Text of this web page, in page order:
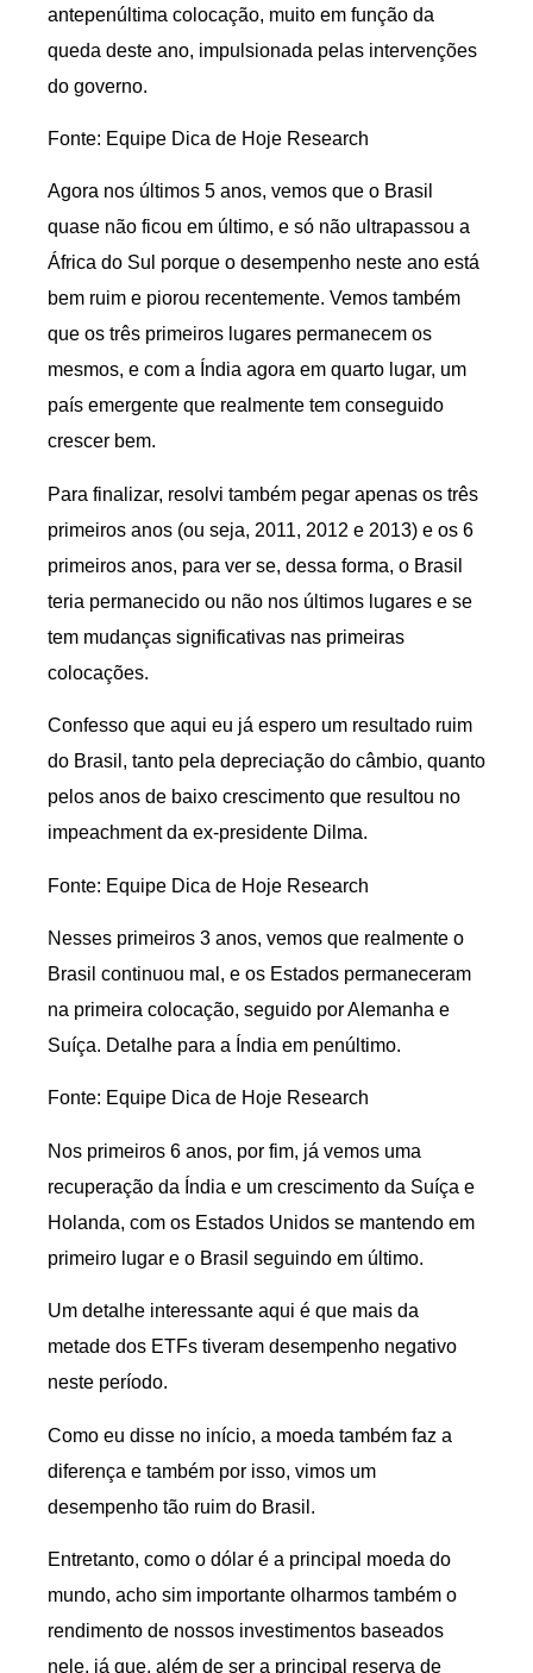
antepenúltima colocação, muito em função da
queda deste ano, impulsionada pelas intervenções
do governo.
Fonte: Equipe Dica de Hoje Research
Agora nos últimos 5 anos, vemos que o Brasil
quase não ficou em último, e só não ultrapassou a
África do Sul porque o desempenho neste ano está
bem ruim e piorou recentemente. Vemos também
que os três primeiros lugares permanecem os
mesmos, e com a Índia agora em quarto lugar, um
país emergente que realmente tem conseguido
crescer bem.
Para finalizar, resolvi também pegar apenas os três
primeiros anos (ou seja, 2011, 2012 e 2013) e os 6
primeiros anos, para ver se, dessa forma, o Brasil
teria permanecido ou não nos últimos lugares e se
tem mudanças significativas nas primeiras
colocações.
Confesso que aqui eu já espero um resultado ruim
do Brasil, tanto pela depreciação do câmbio, quanto
pelos anos de baixo crescimento que resultou no
impeachment da ex-presidente Dilma.
Fonte: Equipe Dica de Hoje Research
Nesses primeiros 3 anos, vemos que realmente o
Brasil continuou mal, e os Estados permaneceram
na primeira colocação, seguido por Alemanha e
Suíça. Detalhe para a Índia em penúltimo.
Fonte: Equipe Dica de Hoje Research
Nos primeiros 6 anos, por fim, já vemos uma
recuperação da Índia e um crescimento da Suíça e
Holanda, com os Estados Unidos se mantendo em
primeiro lugar e o Brasil seguindo em último.
Um detalhe interessante aqui é que mais da
metade dos ETFs tiveram desempenho negativo
neste período.
Como eu disse no início, a moeda também faz a
diferença e também por isso, vimos um
desempenho tão ruim do Brasil.
Entretanto, como o dólar é a principal moeda do
mundo, acho sim importante olharmos também o
rendimento de nossos investimentos baseados
nele, já que, além de ser a principal reserva de